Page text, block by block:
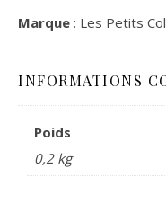
Marque : Les Petits
INFORMATIONS
Poids
0,2 kg